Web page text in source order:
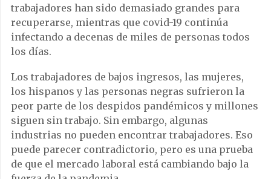
trabajadores han sido demasiado grandes para
recuperarse, mientras que covid-19 continúa
infectando a decenas de miles de personas todos
los días.
Los trabajadores de bajos ingresos, las mujeres,
los hispanos y las personas negras sufrieron la
peor parte de los despidos pandémicos y millones
siguen sin trabajo. Sin embargo, algunas
industrias no pueden encontrar trabajadores. Eso
puede parecer contradictorio, pero es una prueba
de que el mercado laboral está cambiando bajo la